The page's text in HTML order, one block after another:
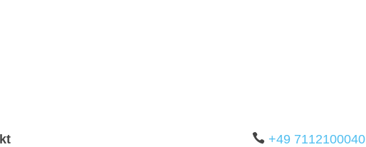
+49 7112100040